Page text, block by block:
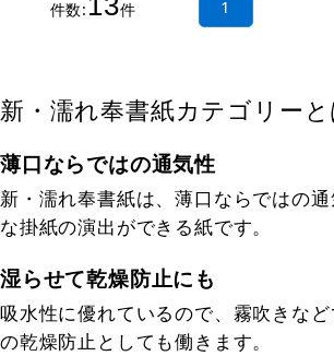
、霧吹き等で湿らせて乾
件数: 件 1
新・濡れ奉書紙カテゴリーと
薄口ならではの通気性
新・濡れ奉書紙は、薄口ならではの
な掛紙の演出ができる紙です。
湿らせて乾燥防止にも
吸水性に優れているので、霧吹きな
の乾燥防止としても働きます。